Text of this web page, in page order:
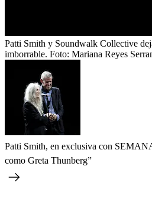
Patti Smith y Soundwalk Collective
imborrable. Foto: Mariana Reyes
Patti Smith, en exclusiva con
como Greta Thunberg”